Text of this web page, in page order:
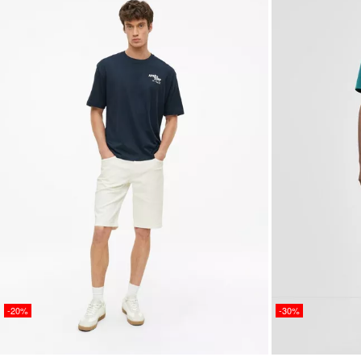
-20% -30%